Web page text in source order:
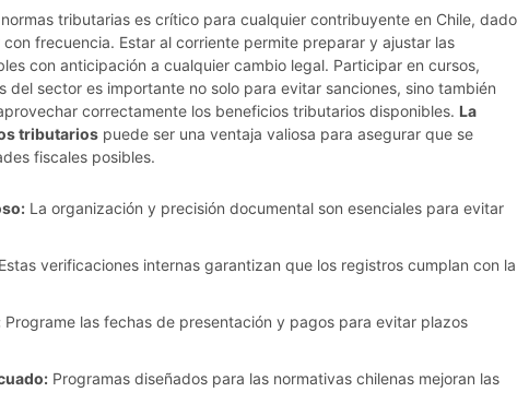
tributarias es crítico para cualquier contribuyente en Chile, dado
frecuencia. Estar al corriente permite preparar y ajustar las
con anticipación a cualquier cambio legal. Participar en cursos,
del sector es importante no solo para evitar sanciones, sino también
correctamente los beneficios tributarios disponibles. La
tributarios puede ser una ventaja valiosa para asegurar que se
fiscales posibles.
La organización y precisión documental son esenciales para evitar
Estas verificaciones internas garantizan que los registros cumplan con la
Programe las fechas de presentación y pagos para evitar plazos
Programas diseñados para las normativas chilenas mejoran las